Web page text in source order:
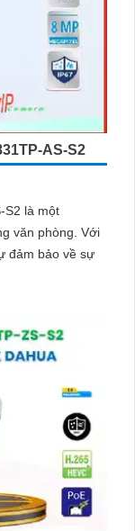
AS-S2
S2 là một
phòng. Với
đảm bảo về sự